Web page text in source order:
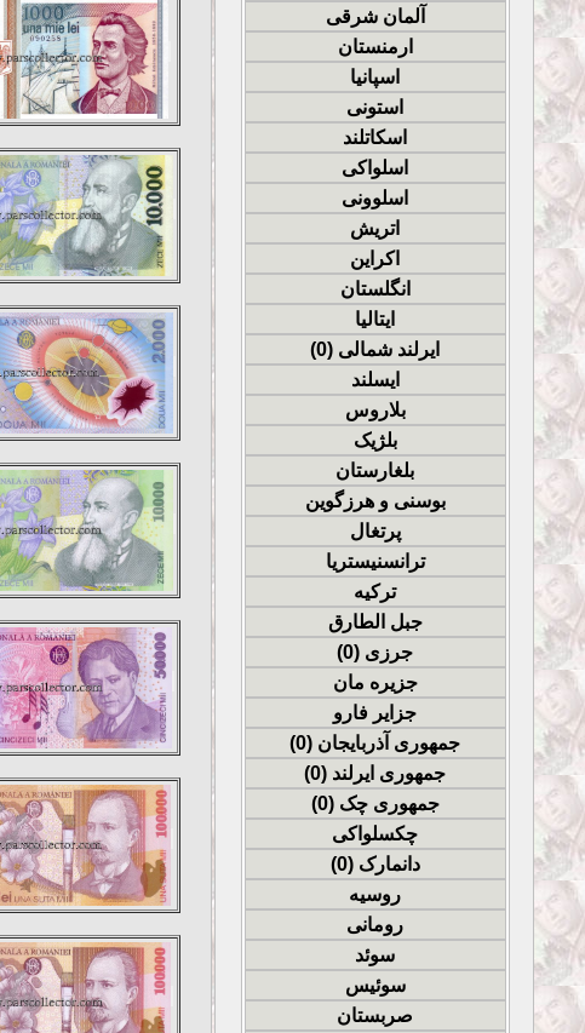
آلمان شرقی
ارمنستان
اسپانیا
استونی
اسکاتلند
اسلواکی
اسلوونی
اتریش
اکراین
انگلستان
ایتالیا
ایرلند شمالی (0)
ایسلند
بلاروس
بلژیک
بلغارستان
بوسنی و هرزگوین
پرتغال
ترانسنیستریا
ترکیه
جبل الطارق
جرزی (0)
جزیره مان
جزایر فارو
جمهوری آذربایجان (0)
جمهوری ایرلند (0)
جمهوری چک (0)
چکسلواکی
دانمارک (0)
روسیه
رومانی
سوئد
سوئیس
صربستان